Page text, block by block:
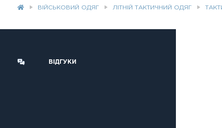
ВІЙСЬКОВИЙ ОДЯГ ЛІТНІЙ ТАКТИЧНИЙ ОДЯГ
ВІДГУКИ